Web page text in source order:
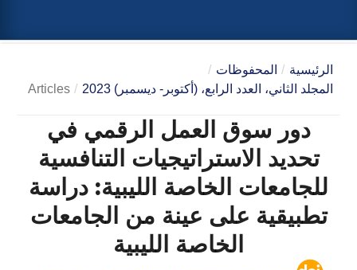
الرئيسية / المحفوظات /
المجلد الثاني، العدد الرابع، (أكتوبر- ديسمبر) 2023
/
Articles
دور سوق العمل الرقمي في
تحديد الاستراتيجيات التنافسية
للجامعات الخاصة الليبية: دراسة
تطبيقية على عينة من الجامعات
الخاصة الليبية